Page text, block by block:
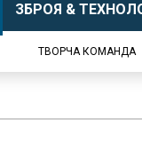
ЗБРОЯ &
ТВОРЧА КОМАНДА